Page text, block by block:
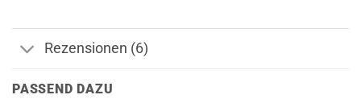
Rezensionen (6)
PASSEND DAZU